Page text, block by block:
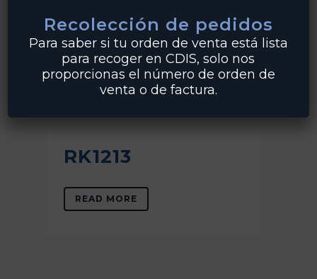
RK1213
READ MORE
Recolección de pedidos
Para saber si tu orden de venta está lista
para recoger en CDIS, solo nos
proporcionas el número de orden de
venta o de factura.